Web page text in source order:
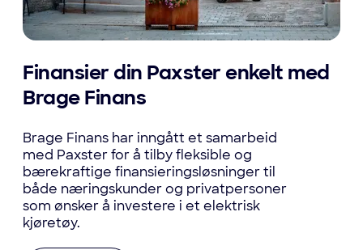
Finansier din Paxster enkelt med
Brage Finans
Brage Finans har inngått et samarbeid
med Paxster for å tilby fleksible og
bærekraftige finansieringsløsninger til
både næringskunder og privatpersoner
som ønsker å investere i et elektrisk
kjøretøy.